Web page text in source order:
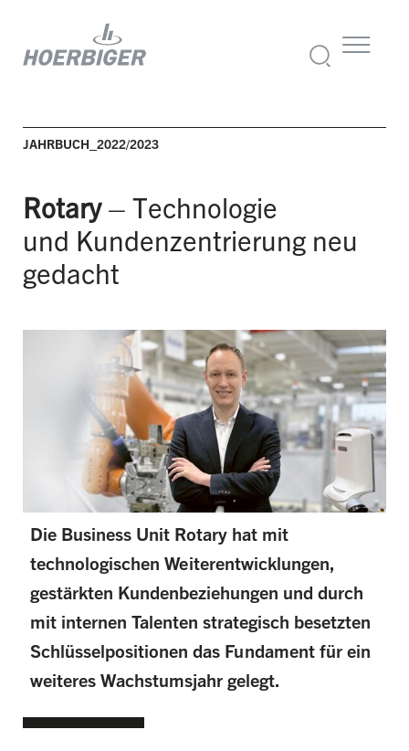
JAHRBUCH_2022/2023
Rotary– Technologie
und Kundenzentrierung neu
gedacht
Die Business Unit Rotary hat mit
technologischen Weiterentwicklungen,
gestärkten Kundenbeziehungen und durch
mit internen Talenten strategisch besetzten
Schlüsselpositionen das Fundament für ein
weiteres Wachstumsjahr gelegt.